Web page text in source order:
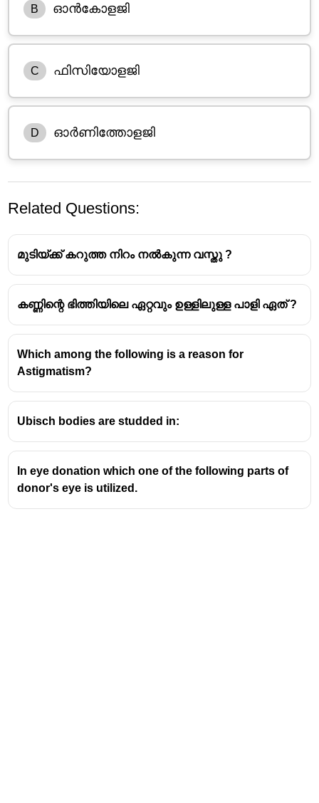
B ഓൻകോളജി
C ഫിസിയോളജി
D ഓർണിത്തോളജി
Related Questions:
മുടിയ്ക്ക് കറുത്ത നിറം നൽകുന്ന വസ്തു ?
കണ്ണിന്റെ ഭിത്തിയിലെ ഏറ്റവും ഉള്ളിലുള്ള പാളി ഏത് ?
Which among the following is a reason for
Astigmatism?
Ubisch bodies are studded in:
In eye donation which one of the following parts of
donor's eye is utilized.